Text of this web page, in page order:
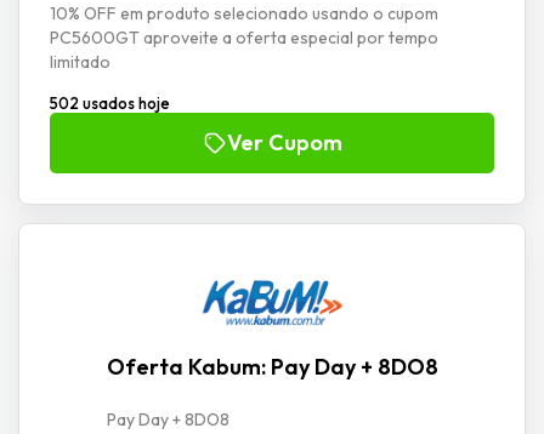
10% OFF em produto selecionado usando o cupom
PC5600GT aproveite a oferta especial por tempo
limitado
502 usados hoje
Ver Cupom
Oferta Kabum: Pay Day + 8DO8
Pay Day + 8DO8